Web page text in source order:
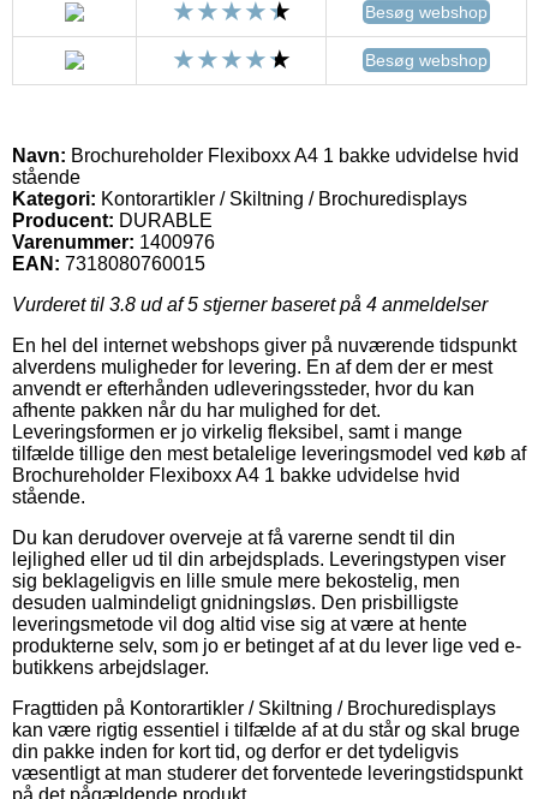
Besøg webshop
Besøg webshop
Navn: Brochureholder Flexiboxx A4 1 bakke udvidelse hvid
stående
Kategori: Kontorartikler / Skiltning / Brochuredisplays
Producent: DURABLE
Varenummer: 1400976
EAN: 7318080760015
Vurderet til 3.8 ud af 5 stjerner baseret på 4 anmeldelser
En hel del internet webshops giver på nuværende tidspunkt
alverdens muligheder for levering. En af dem der er mest
anvendt er efterhånden udleveringssteder, hvor du kan
afhente pakken når du har mulighed for det.
Leveringsformen er jo virkelig fleksibel, samt i mange
tilfælde tillige den mest betalelige leveringsmodel ved køb af
Brochureholder Flexiboxx A4 1 bakke udvidelse hvid
stående.
Du kan derudover overveje at få varerne sendt til din
lejlighed eller ud til din arbejdsplads. Leveringstypen viser
sig beklageligvis en lille smule mere bekostelig, men
desuden ualmindeligt gnidningsløs. Den prisbilligste
leveringsmetode vil dog altid vise sig at være at hente
produkterne selv, som jo er betinget af at du lever lige ved e-
butikkens arbejdslager.
Fragttiden på Kontorartikler / Skiltning / Brochuredisplays
kan være rigtig essentiel i tilfælde af at du står og skal bruge
din pakke inden for kort tid, og derfor er det tydeligvis
væsentligt at man studerer det forventede leveringstidspunkt
på det pågældende produkt.